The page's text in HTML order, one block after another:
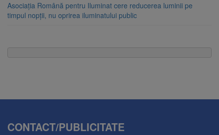
Asociația Română pentru Iluminat cere reducerea luminii pe
timpul nopții, nu oprirea iluminatului public
CONTACT/PUBLICITATE